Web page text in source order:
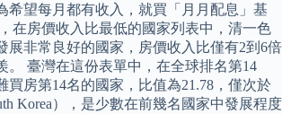
希望每月都有收入，就買「月月配息」基
在房價收入比最低的國家列表中，清一色
展非常良好的國家，房價收入比僅有2到6倍
。 臺灣在這份表單中，在全球排名第14
買房第14名的國家，比值為21.78，僅次於
Korea），是少數在前幾名國家中發展程度